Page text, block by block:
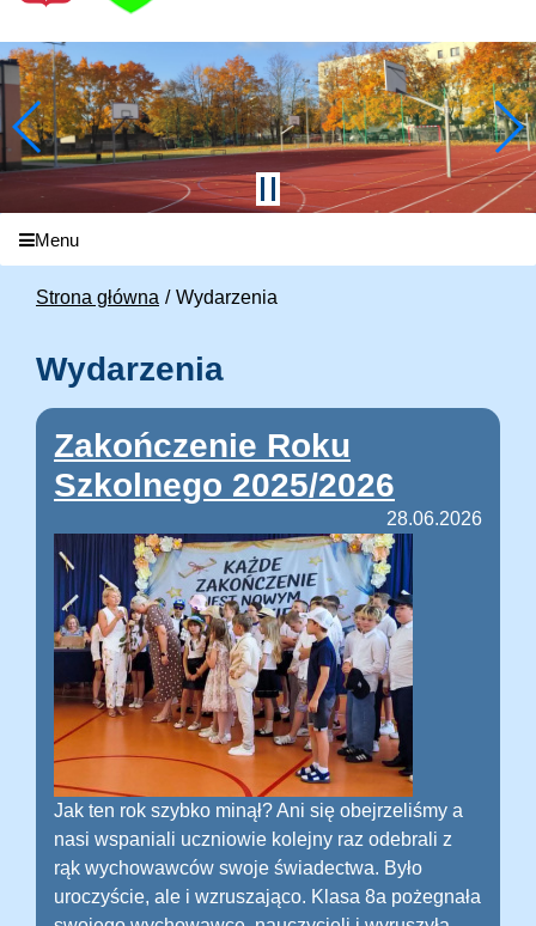
Menu
Strona główna Wydarzenia
Wydarzenia
Zakończenie Roku
Szkolnego 2025/2026
28.06.2026
Jak ten rok szybko minął? Ani się obejrzeliśmy a
nasi wspaniali uczniowie kolejny raz odebrali z
rąk wychowawców swoje świadectwa. Było
uroczyście, ale i wzruszająco. Klasa 8a pożegnała